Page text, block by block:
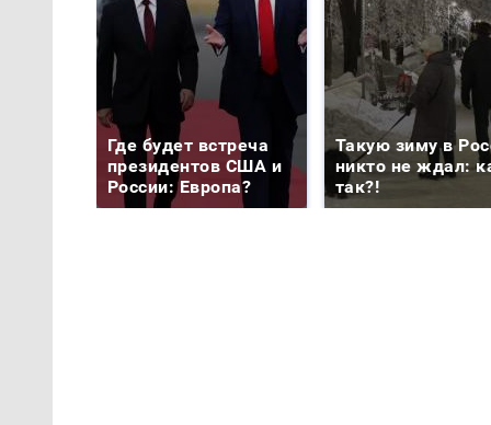
Где будет встреча
президентов США и
России: Европа?
Такую зиму в
никто не ждал:
так?!